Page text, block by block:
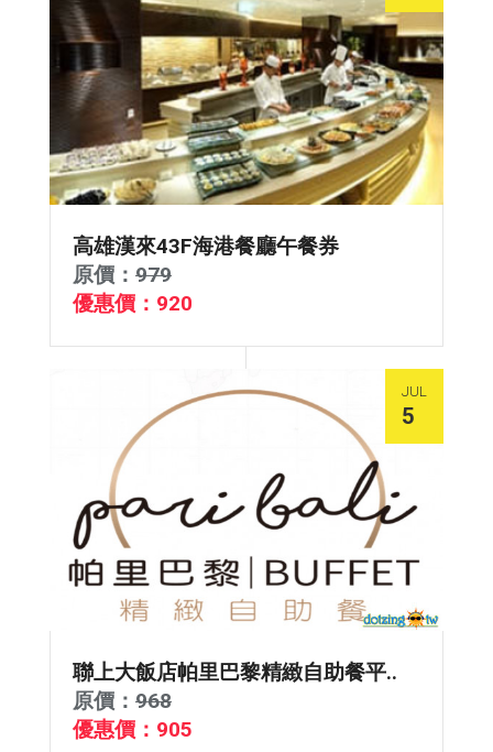
高雄漢來43F海港餐廳午餐券
原價： 979
優惠價：920
JUL
5
聯上大飯店帕里巴黎精緻自助餐平..
原價： 968
優惠價：905